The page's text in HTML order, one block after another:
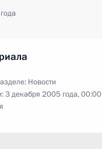
Новости
3 декабря 2005 года, 00:00